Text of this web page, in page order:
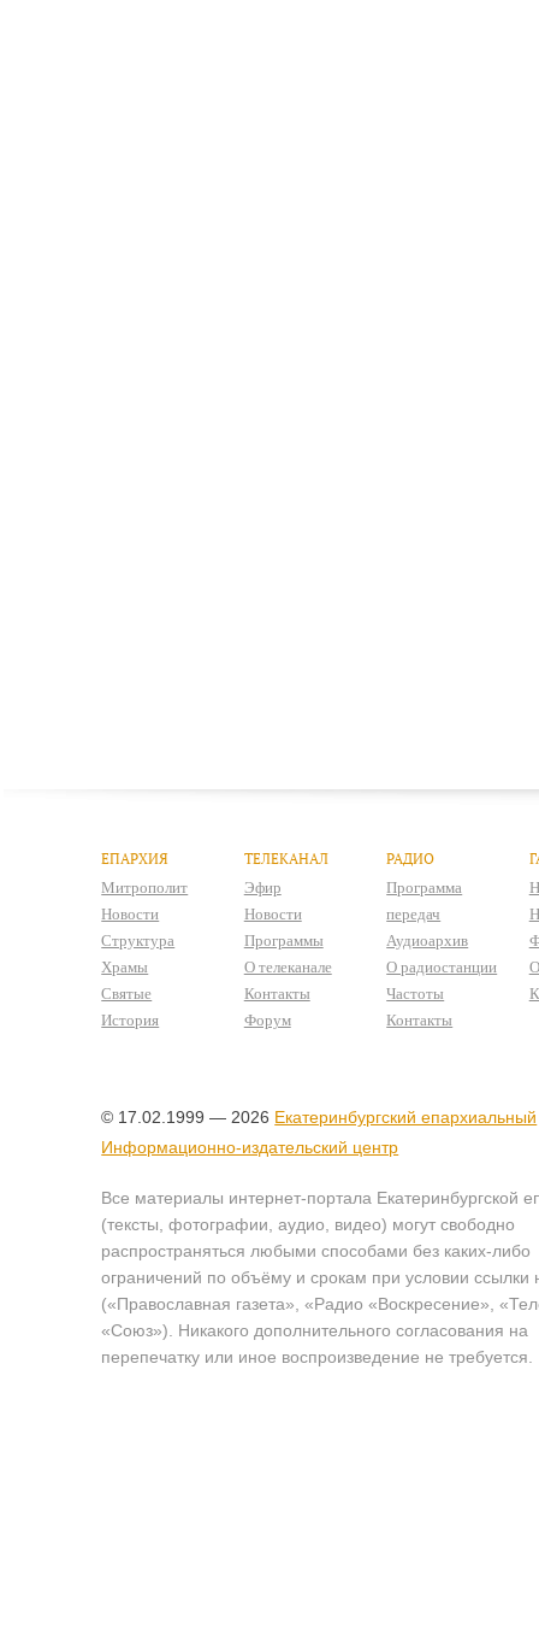
ЕПАРХИЯ
Митрополит
Новости
Структура
Храмы
Святые
История
ТЕЛЕКАНАЛ
Эфир
Новости
Программы
О телеканале
Контакты
Форум
РАДИО
Программа
передач
Аудиоархив
О радиостанции
Частоты
Контакты
© 17.02.1999 — 2026 Екатеринбургский епархиальный
Информационно-издательский центр
Все материалы интернет-портала Екатеринбургской
(тексты, фотографии, аудио, видео) могут свободно
распространяться любыми способами без каких-либо
ограничений по объёму и срокам при условии ссылки
(«Православная газета», «Радио «Воскресение»,
«Союз»). Никакого дополнительного согласования на
перепечатку или иное воспроизведение не требуется.